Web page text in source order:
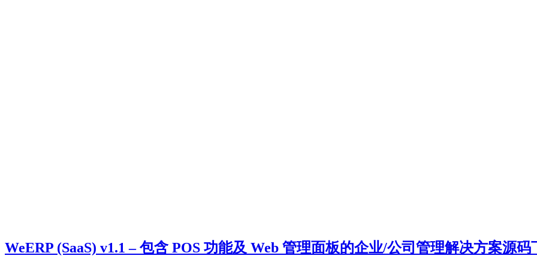
WeERP (SaaS) v1.1 – 包含 POS 功能及 Web 管理面板的企业/公司管理解决方案源码